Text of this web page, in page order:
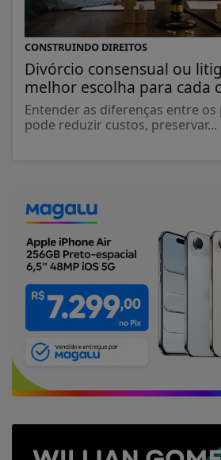
CONSTRUINDO DIREITOS
Divórcio consensual ou
melhor escolha para cada
Entender as diferenças entre
pode reduzir custos, preservar...